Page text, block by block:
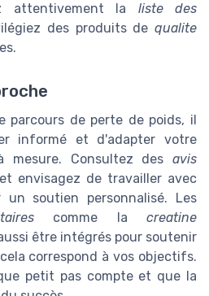
attentivement la liste des
des produits de qualite
parcours de perte de poids, il
informé et d'adapter votre
Consultez des avis
et envisagez de travailler avec
un soutien personnalisé. Les
comme la creatine
être intégrés pour soutenir
correspond à vos objectifs.
petit pas compte et que la